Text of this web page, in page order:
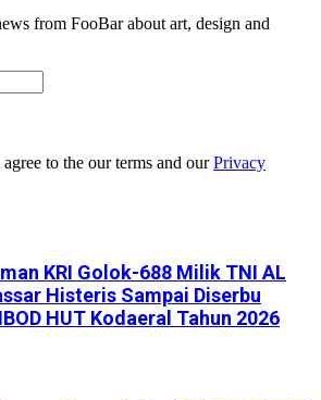
from FooBar about art, design and
to the our terms and ourPrivacy
KRI Golok-688 Milik TNI AL
Histeris Sampai Diserbu
HUT Kodaeral Tahun 2026